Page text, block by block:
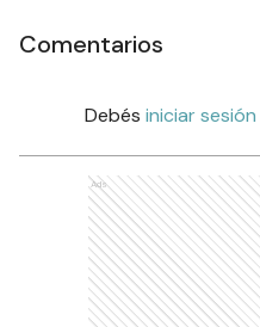
Comentarios
Debés iniciar sesión
Ads